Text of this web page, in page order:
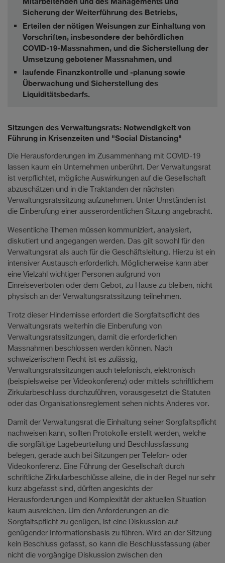
Sicherung der Weiterführung des Betriebs,
Erteilen der nötigen Weisungen zur Einhaltung von
Vorschriften, insbesondere der behördlichen
COVID-19-Massnahmen, und die Sicherstellung der
Umsetzung gebotener Massnahmen, und
laufende Finanzkontrolle und -planung sowie
Überwachung und Sicherstellung des
Liquiditätsbedarfs.
Sitzungen des Verwaltungsrats: Notwendigkeit von
Führung in Krisenzeiten und "Social Distancing"
Die Herausforderungen im Zusammenhang mit COVID-19
lassen kaum ein Unternehmen unberührt. Der Verwaltungsrat
ist verpflichtet, mögliche Auswirkungen auf die Gesellschaft
abzuschätzen und in die Traktanden der nächsten
Verwaltungsratssitzung aufzunehmen. Unter Umständen ist
die Einberufung einer ausserordentlichen Sitzung angebracht.
Wesentliche Themen müssen kommuniziert, analysiert,
diskutiert und angegangen werden. Das gilt sowohl für den
Verwaltungsrat als auch für die Geschäftsleitung. Hierzu ist ein
intensiver Austausch erforderlich. Möglicherweise kann aber
eine Vielzahl wichtiger Personen aufgrund von
Einreiseverboten oder dem Gebot, zu Hause zu bleiben, nicht
physisch an der Verwaltungsratssitzung teilnehmen.
Trotz dieser Hindernisse erfordert die Sorgfaltspflicht des
Verwaltungsrats weiterhin die Einberufung von
Verwaltungsratssitzungen, damit die erforderlichen
Massnahmen beschlossen werden können. Nach
schweizerischem Recht ist es zulässig,
Verwaltungsratssitzungen auch telefonisch, elektronisch
(beispielsweise per Videokonferenz) oder mittels schriftlichem
Zirkularbeschluss durchzuführen, vorausgesetzt die Statuten
oder das Organisationsreglement sehen nichts Anderes vor.
Damit der Verwaltungsrat die Einhaltung seiner Sorgfaltspflicht
nachweisen kann, sollten Protokolle erstellt werden, welche
die sorgfältige Lagebeurteilung und Beschlussfassung
belegen, gerade auch bei Sitzungen per Telefon- oder
Videokonferenz. Eine Führung der Gesellschaft durch
schriftliche Zirkularbeschlüsse alleine, die in der Regel nur sehr
kurz abgefasst sind, dürften angesichts der
Herausforderungen und Komplexität der aktuellen Situation
kaum ausreichen. Um den Anforderungen an die
Sorgfaltspflicht zu genügen, ist eine Diskussion auf
genügender Informationsbasis zu führen. Wird an der Sitzung
kein Beschluss gefasst, so kann die Beschlussfassung (aber
nicht die vorgängige Diskussion zwischen den